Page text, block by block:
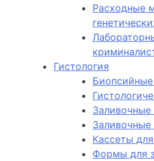
Расходные
Гистология
Заливочные
Кассеты
Формы для